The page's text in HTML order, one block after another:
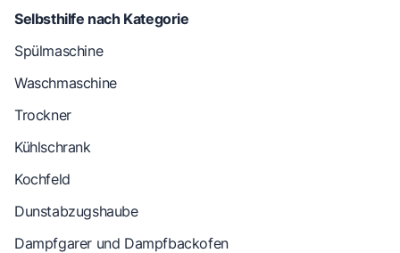
Selbsthilfe nach Kategorie
Spülmaschine
Waschmaschine
Trockner
Kühlschrank
Kochfeld
Dunstabzugshaube
Dampfgarer und Dampfbackofen